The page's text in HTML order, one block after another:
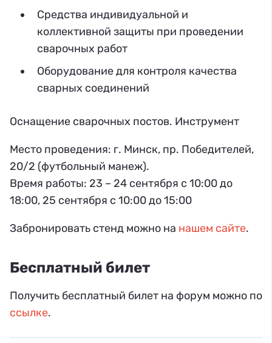
Средства индивидуальной и
коллективной защиты при проведении
сварочных работ
Оборудование для контроля качества
сварных соединений
Оснащение сварочных постов. Инструмент
Место проведения: г. Минск, пр. Победителей,
20/2 (футбольный манеж).
Время работы: 23 – 24 сентября с 10:00 до
18:00, 25 сентября с 10:00 до 15:00
Забронировать стенд можно на нашем сайте.
Бесплатный билет
Получить бесплатный билет на форум можно по
ссылке.